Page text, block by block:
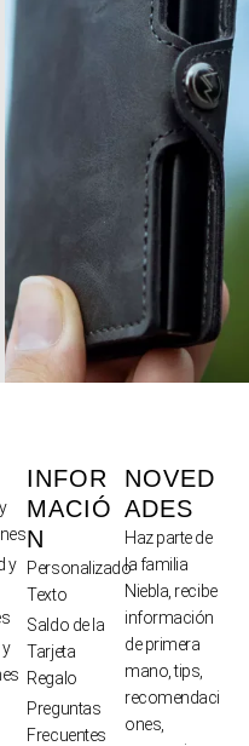
y
INFOR
MACIÓ
N
Personalizado
Texto
Saldo de la
Tarjeta
Regalo
Preguntas
Frecuentes
NOVED
ADES
Haz parte de
la familia
Niebla, recibe
información
de primera
mano, tips,
recomendaci
ones,